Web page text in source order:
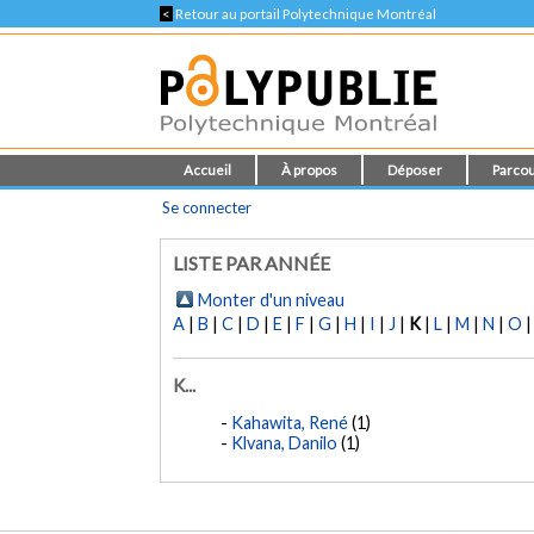
< Retour au portail Polytechnique Montréal
Accueil À propos Déposer
Se connecter
LISTE PAR ANNÉE
Monter d'un niveau
A |B |C |D |E |F |G |H | I | J | K|L |M |N |O |
K...
Kahawita, René(1)
Klvana, Danilo (1)